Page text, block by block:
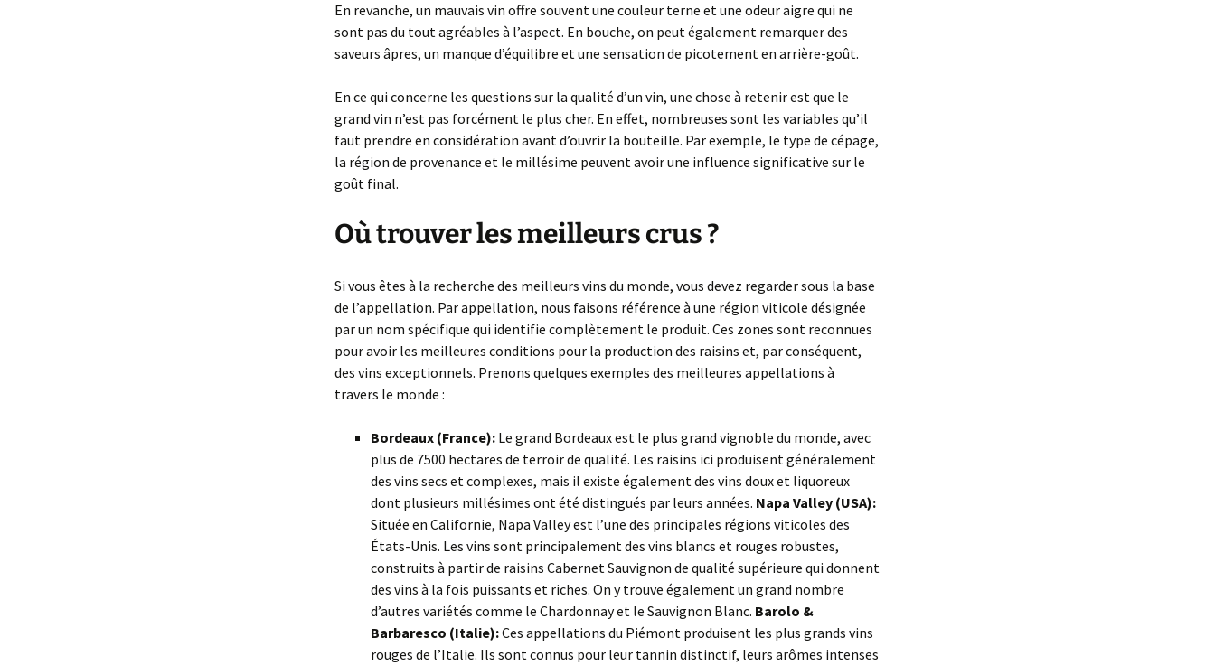
En revanche, un mauvais vin offre souvent une couleur terne et une odeur aigre qui ne
sont pas du tout agréables à l’aspect. En bouche, on peut également remarquer des
saveurs âpres, un manque d’équilibre et une sensation de picotement en arrière-goût.
En ce qui concerne les questions sur la qualité d’un vin, une chose à retenir est que le
grand vin n’est pas forcément le plus cher. En effet, nombreuses sont les variables qu’il
faut prendre en considération avant d’ouvrir la bouteille. Par exemple, le type de cépage,
la région de provenance et le millésime peuvent avoir une influence significative sur le
goût final.
Où trouver les meilleurs crus ?
Si vous êtes à la recherche des meilleurs vins du monde, vous devez regarder sous la base
de l’appellation. Par appellation, nous faisons référence à une région viticole désignée
par un nom spécifique qui identifie complètement le produit. Ces zones sont reconnues
pour avoir les meilleures conditions pour la production des raisins et, par conséquent,
des vins exceptionnels. Prenons quelques exemples des meilleures appellations à
travers le monde :
Bordeaux (France): Le grand Bordeaux est le plus grand vignoble du monde, avec
plus de 7500 hectares de terroir de qualité. Les raisins ici produisent généralement
des vins secs et complexes, mais il existe également des vins doux et liquoreux
dont plusieurs millésimes ont été distingués par leurs années. Napa Valley (USA):
Située en Californie, Napa Valley est l’une des principales régions viticoles des
États-Unis. Les vins sont principalement des vins blancs et rouges robustes,
construits à partir de raisins Cabernet Sauvignon de qualité supérieure qui donnent
des vins à la fois puissants et riches. On y trouve également un grand nombre
d’autres variétés comme le Chardonnay et le Sauvignon Blanc. Barolo &
Barbaresco (Italie):Ces appellations du Piémont produisent les plus grands vins
rouges de l’Italie. Ils sont connus pour leur tannin distinctif, leurs arômes intenses